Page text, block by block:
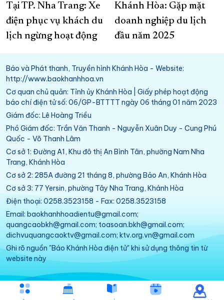
Tại TP. Nha Trang: Xe
điện phục vụ khách du
lịch ngừng hoạt động
Khánh Hòa: Gặp mặt
doanh nghiệp du lịch
đầu năm 2025
Báo và Phát thanh, Truyền hình Khánh Hòa - Website:
http://www.baokhanhhoa.vn
Cơ quan chủ quản: Tỉnh ủy Khánh Hòa | Giấy phép hoạt động
báo chí điện tử số: 06/GP-BTTTT ngày 06 tháng 01 năm 2023
Giám đốc: Lê Hoàng Triều
Phó Giám đốc: Trần Văn Thanh - Nguyễn Xuân Duy - Cung Phú
Quốc - Võ Thanh Lâm
Cơ sở 1: Đường A1, Khu đô thị An Bình Tân, phường Nam Nha
Trang, Khánh Hòa
Cơ sở 2: 285A đường 21 tháng 8, phường Bảo An, Khánh Hòa
Cơ sở 3: 77 Yersin, phường Tây Nha Trang, Khánh Hòa
Điện thoại: 0258.3523158 - Fax: 0258.3523158
Email: baokhanhhoadientu@gmail.com;
quangcaobkh@gmail.com; toasoan.bkh@gmail.com;
dichvuquangcaoktv@gmail.com; ktv.org.vn@gmail.com
Ghi rõ nguồn "Báo Khánh Hòa điện tử" khi sử dụng thông tin từ
website này